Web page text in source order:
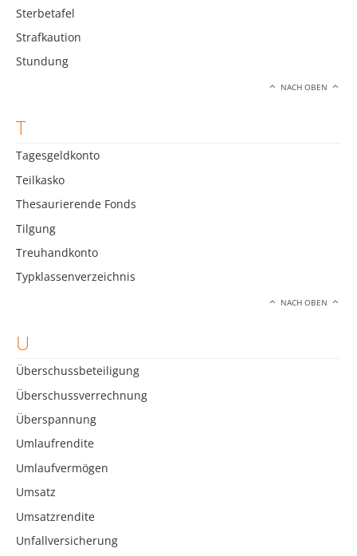
Sterbetafel
Strafkaution
Stundung
NACH OBEN
T
Tagesgeldkonto
Teilkasko
Thesaurierende Fonds
Tilgung
Treuhandkonto
Typklassenverzeichnis
NACH OBEN
U
Überschussbeteiligung
Überschussverrechnung
Überspannung
Umlaufrendite
Umlaufvermögen
Umsatz
Umsatzrendite
Unfallversicherung